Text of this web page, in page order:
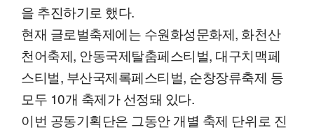
을 추진하기로 했다.
현재 글로벌축제에는 수원화성문화제, 화천산
천어축제, 안동국제탈춤페스티벌, 대구치맥페
스티벌, 부산국제록페스티벌, 순창장류축제 등
모두 10개 축제가 선정돼 있다.
이번 공동기획단은 그동안 개별 축제 단위로 진